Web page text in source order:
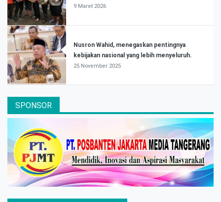
9 Maret 2026
Nusron Wahid, menegaskan pentingnya
kebijakan nasional yang lebih menyeluruh.
25 November 2025
SPONSOR